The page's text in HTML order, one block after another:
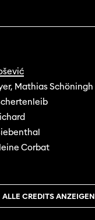
Mathias Schöningh
Corbat
ALLE CREDITS ANZEIGEN